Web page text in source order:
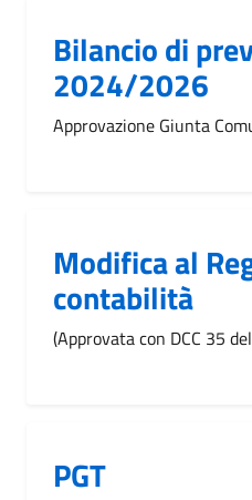
Bilancio di
2024/2026
Approvazione Giunta
Modifica al
contabilità
(Approvata con DCC 35
PGT